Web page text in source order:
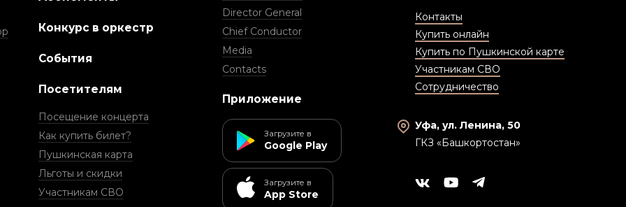
Конкурс в оркестр
События
Посетителям
Посещение концерта
Как купить билет?
Пушкинская карта
Льготы и скидки
Участникам СВО
Director General
Chief Conductor
Media
Contacts
Приложение
Загрузите в
Google Play
Загрузите в
App Store
Контакты
Купить онлайн
Купить по Пушкинской карте
Участникам СВО
Сотрудничество
Уфа, ул. Ленина, 50
ГКЗ «Башкортостан»